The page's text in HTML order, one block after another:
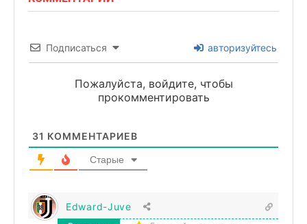
Подписаться авторизуйтесь
Пожалуйста, войдите, чтобы
прокомментировать
31 КОММЕНТАРИЕВ
Старые
Edward-Juve